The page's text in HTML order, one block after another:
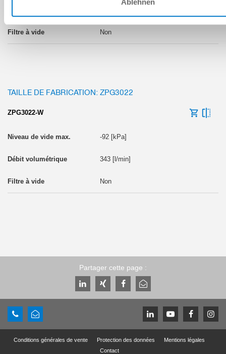
Ablehnen
Non
TAILLE DE FABRICATION: ZPG3022
ZPG3022-W
-92 [kPa]
343 [l/min]
Non
Partager cette page :
Conditions générales de vente Protection des données
Mentions légales
Contact